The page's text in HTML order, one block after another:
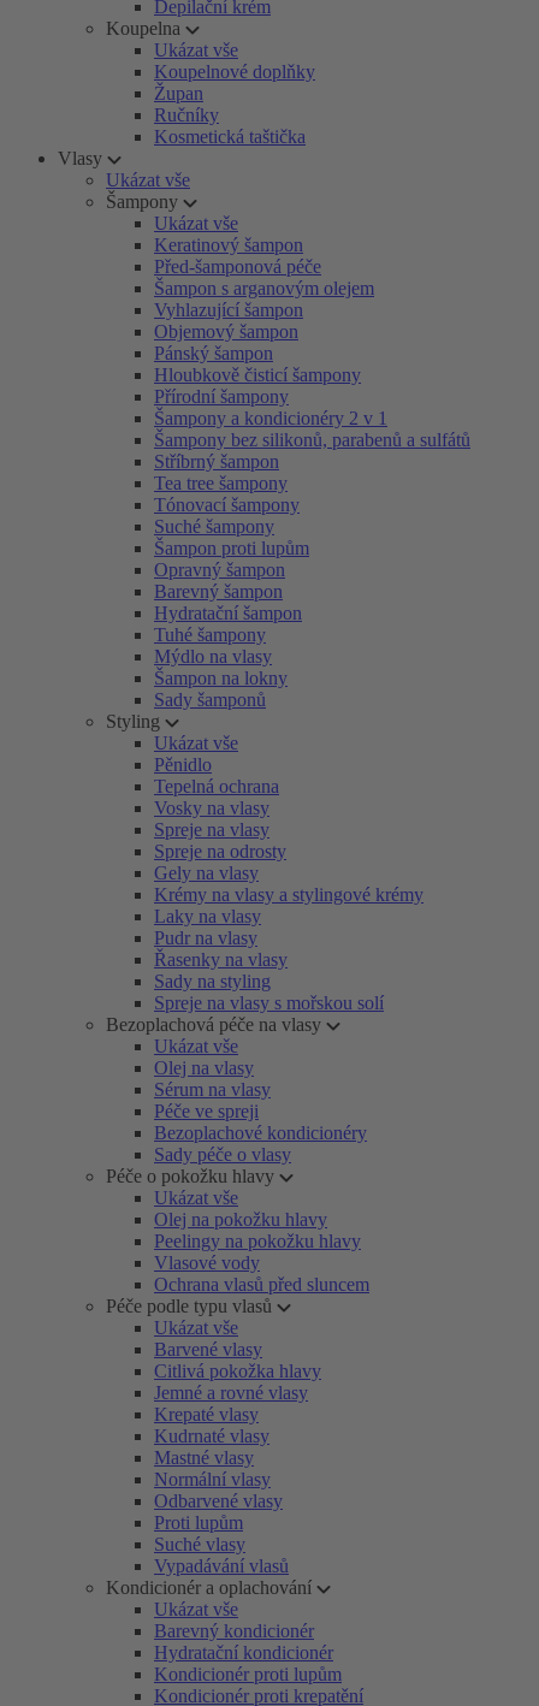
Depilační krém
Koupelna
Ukázat vše
Koupelnové doplňky
Župan
Ručníky
Kosmetická taštička
Vlasy
Ukázat vše
Šampony
Ukázat vše
Keratinový šampon
Před-šamponová péče
Šampon s arganovým olejem
Vyhlazující šampon
Objemový šampon
Pánský šampon
Hloubkově čisticí šampony
Přírodní šampony
Šampony a kondicionéry 2 v 1
Šampony bez silikonů, parabenů a sulfátů
Stříbrný šampon
Tea tree šampony
Tónovací šampony
Suché šampony
Šampon proti lupům
Opravný šampon
Barevný šampon
Hydratační šampon
Tuhé šampony
Mýdlo na vlasy
Šampon na lokny
Sady šamponů
Styling
Ukázat vše
Pěnidlo
Tepelná ochrana
Vosky na vlasy
Spreje na vlasy
Spreje na odrosty
Gely na vlasy
Krémy na vlasy a stylingové krémy
Laky na vlasy
Pudr na vlasy
Řasenky na vlasy
Sady na styling
Spreje na vlasy s mořskou solí
Bezoplachová péče na vlasy
Ukázat vše
Olej na vlasy
Sérum na vlasy
Péče ve spreji
Bezoplachové kondicionéry
Sady péče o vlasy
Péče o pokožku hlavy
Ukázat vše
Olej na pokožku hlavy
Peelingy na pokožku hlavy
Vlasové vody
Ochrana vlasů před sluncem
Péče podle typu vlasů
Ukázat vše
Barvené vlasy
Citlivá pokožka hlavy
Jemné a rovné vlasy
Krepaté vlasy
Kudrnaté vlasy
Mastné vlasy
Normální vlasy
Odbarvené vlasy
Proti lupům
Suché vlasy
Vypadávání vlasů
Kondicionér a oplachování
Ukázat vše
Barevný kondicionér
Hydratační kondicionér
Kondicionér proti lupům
Kondicionér proti krepatění